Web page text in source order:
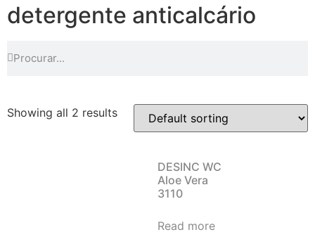
detergente anticalcário
Showing all 2 results
DESINC WC
Aloe Vera
3110
Read more